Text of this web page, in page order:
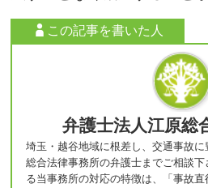
この記事を書いた人
弁護士法人江原総
埼玉・越谷地域に根差し、交通事故
総合法律事務所の弁護士までご相談
る当事務所の対応の特徴は、「事故直